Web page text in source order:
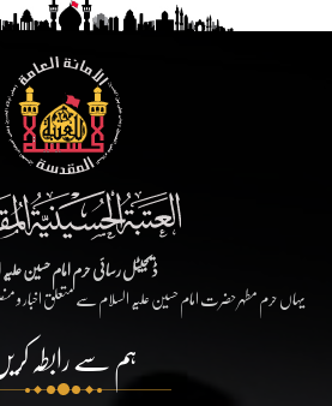
ڈیجیٹل رسائی حرم امام حسین
یہاں حرم مطہر حضرت امام حسین علیہ السلام سے متعلق اخبار و
ہم سے رابطہ